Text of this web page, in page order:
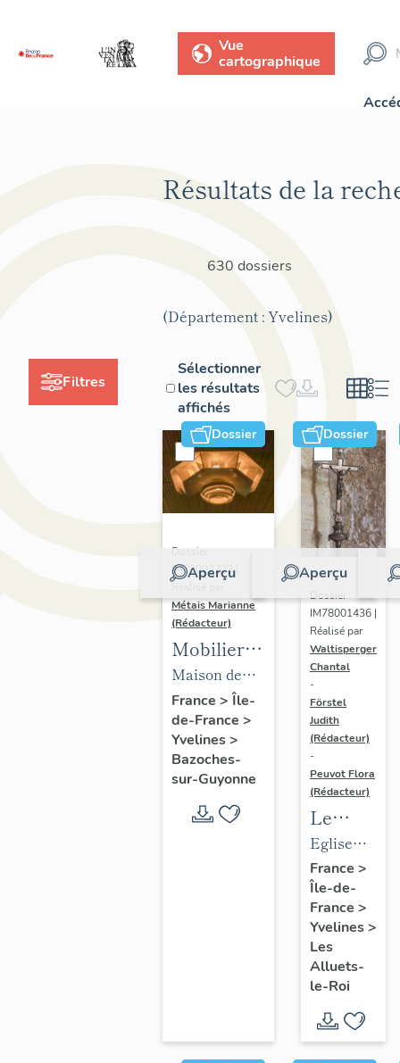
Vue
cartographique
Filtres
Résultats de la
630 dossiers
(Département : Yvelines)
Sélectionner
les résultats
affichés
Dossier
Aperçu
Dossier
IM78002723 |
Métais Marianne
(Rédacteur)
Mobilier
de la
maison
Louis
Carré
Maison de
villégiature
dite maison
Louis Carré
France > Île-
de-France >
Yvelines>
Bazoches-
sur-Guyonne
Dossier
Aperçu
Dossier
IM78001436 |
Réalisé par
Waltisperger
Chantal
-
Förstel
Judith
(Rédacteur)
-
Peuvot Flora
(Rédacteur)
Le
mobilier
de
l'église
Saint-
Nicolas
Eglise
paroissiale
Saint-
Nicolas
France >
Île-de-
France >
Yvelines>
Les
Alluets-
le-Roi